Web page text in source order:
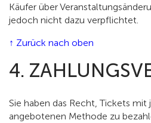
Käufer über
jedoch nicht dazu verpflichtet.
↑ Zurück nach oben
4.
Sie haben das Recht, Tickets mit
angebotenen Methode zu